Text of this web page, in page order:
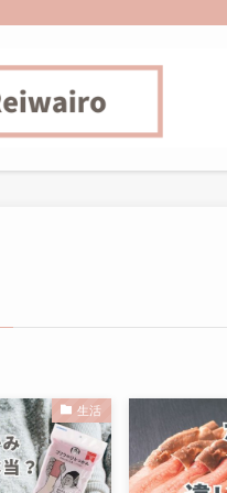
生活